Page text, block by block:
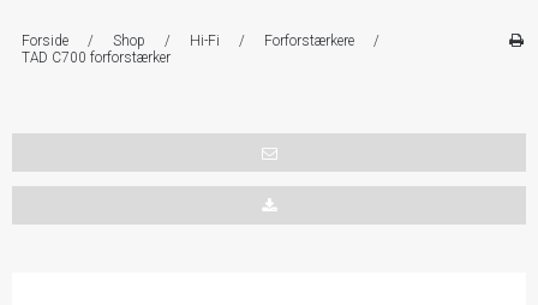
Forside / Shop / Hi-Fi / Forforstærkere
/
TAD C700 forforstærker